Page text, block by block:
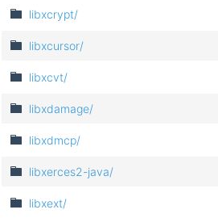
libxcrypt/
libxcursor/
libxcvt/
libxdamage/
libxdmcp/
libxerces2-java/
libxext/